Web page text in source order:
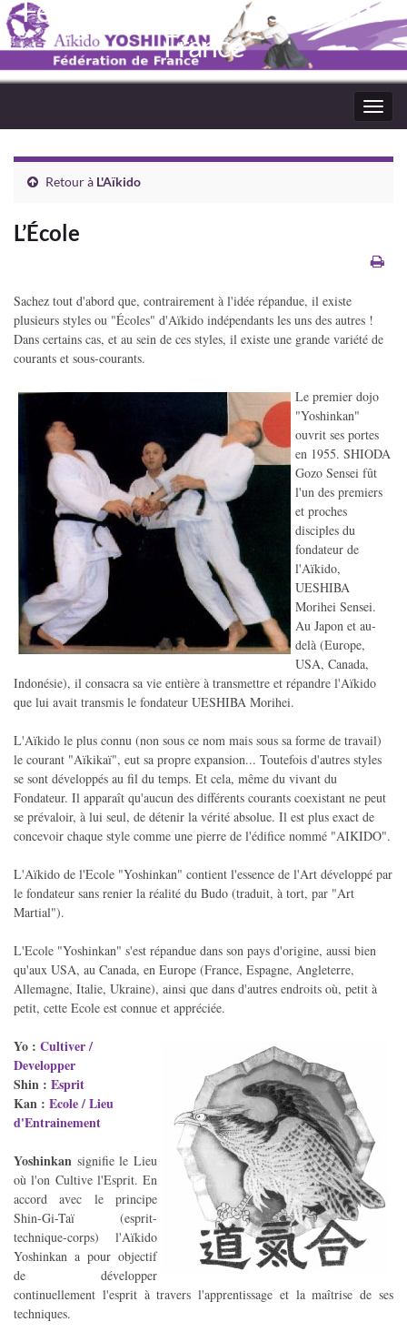
Fédération Aïkido Yoshinkaï de
France
Retour à L'Aïkido
L’École
Sachez tout d'abord que, contrairement à l'idée répandue, il existe
plusieurs styles ou "Écoles" d'Aïkido indépendants les uns des autres !
Dans certains cas, et au sein de ces styles, il existe une grande variété de
courants et sous-courants.
Le premier dojo
"Yoshinkan"
ouvrit ses portes
en 1955. SHIODA
Gozo Sensei fût
l'un des premiers
et proches
disciples du
fondateur de
l'Aïkido,
UESHIBA
Morihei Sensei.
Au Japon et au-
delà (Europe,
USA, Canada,
Indonésie), il consacra sa vie entière à transmettre et répandre l'Aïkido
que lui avait transmis le fondateur UESHIBA Morihei.
L'Aïkido le plus connu (non sous ce nom mais sous sa forme de travail)
le courant "Aïkikaï", eut sa propre expansion... Toutefois d'autres styles
se sont développés au fil du temps. Et cela, même du vivant du
Fondateur. Il apparaît qu'aucun des différents courants coexistant ne peut
se prévaloir, à lui seul, de détenir la vérité absolue. Il est plus exact de
concevoir chaque style comme une pierre de l'édifice nommé "AIKIDO".
L'Aïkido de l'Ecole "Yoshinkan" contient l'essence de l'Art développé par
le fondateur sans renier la réalité du Budo (traduit, à tort, par "Art
Martial").
L'Ecole "Yoshinkan" s'est répandue dans son pays d'origine, aussi bien
qu'aux USA, au Canada, en Europe (France, Espagne, Angleterre,
Allemagne, Italie, Ukraine), ainsi que dans d'autres endroits où, petit à
petit, cette Ecole est connue et appréciée.
Yo : Cultiver /
Developper
Shin : Esprit
Kan : Ecole / Lieu
d'Entrainement
Yoshinkan signifie le Lieu
où l'on Cultive l'Esprit. En
accord avec le principe
Shin-Gi-Taï (esprit-
technique-corps) l'Aïkido
Yoshinkan a pour objectif
de développer
continuellement l'esprit à travers l'apprentissage et la maîtrise de ses
techniques.